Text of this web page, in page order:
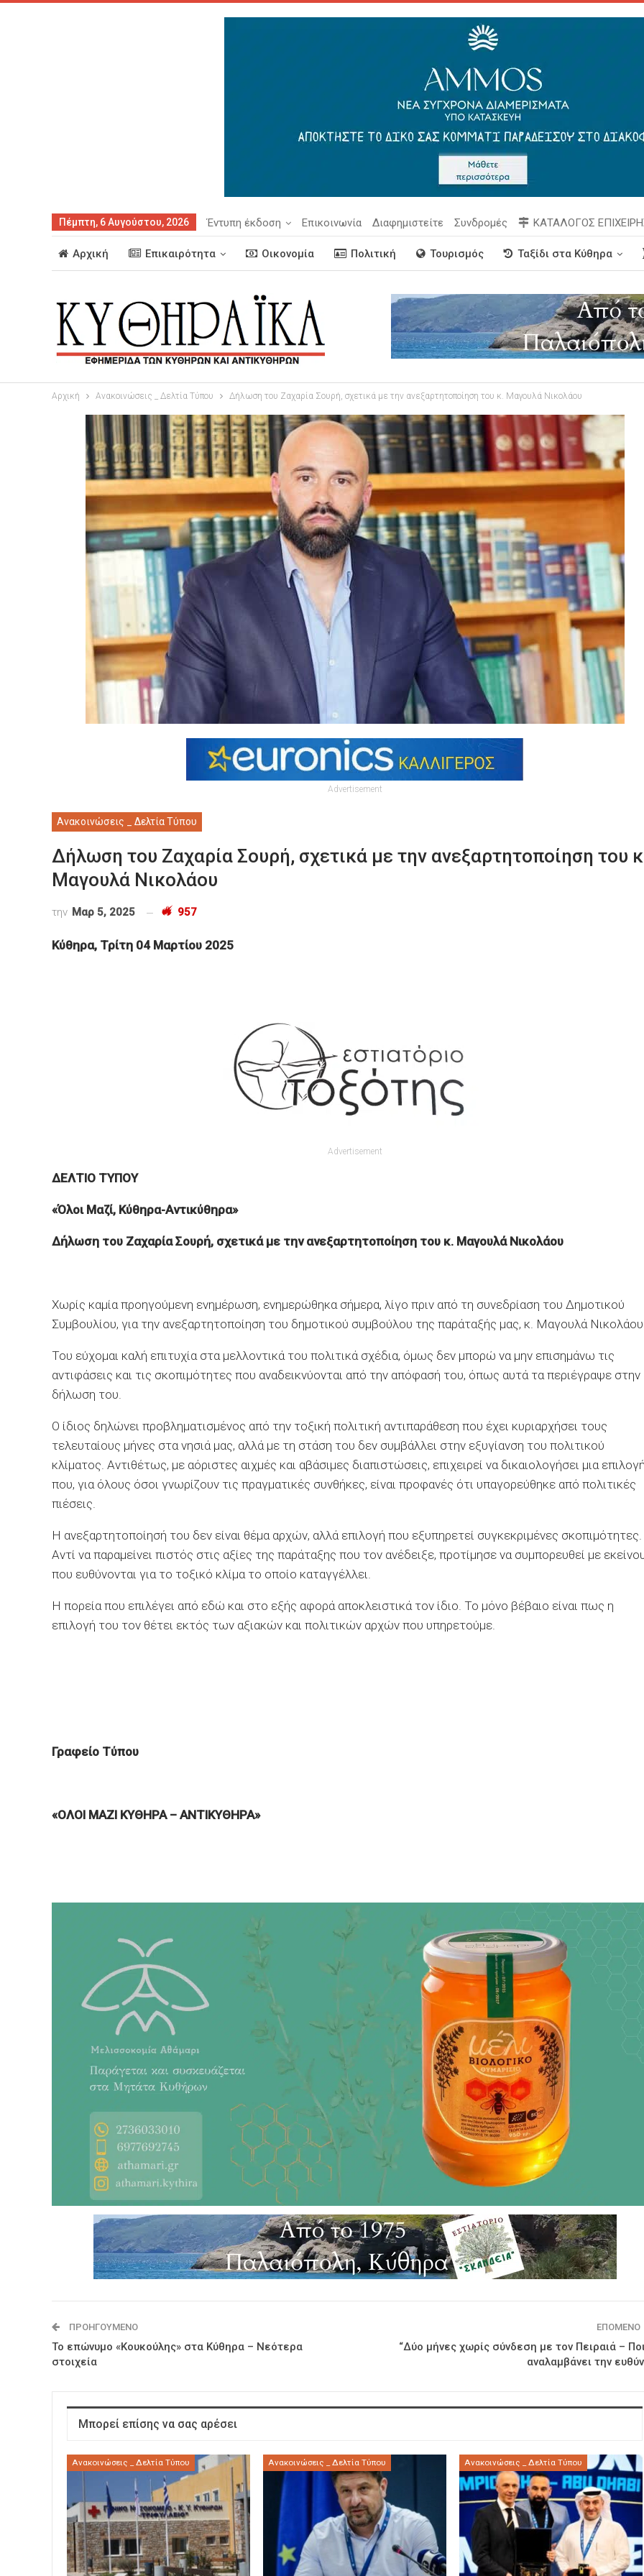
Πέμπτη, 6 Αυγούστου, 2026 Έντυπη έκδοση Επικοινωνία Διαφημιστείτε Συνδρομές ΚΑΤΑΛΟΓΟΣ
Αρχική Επικαιρότητα Οικονομία Πολιτική Τουρισμός Ταξίδι στα Κύθηρα
Αρχική Ανακοινώσεις _ Δελτία Τύπου Δήλωση του Ζαχαρία Σουρή, σχετικά με την ανεξαρτητοποίηση του κ. Μαγουλά Νικολάου
Advertisement
Ανακοινώσεις _ Δελτία Τύπου
Δήλωση του Ζαχαρία Σουρή, σχετικά με την ανεξαρτητοποίηση του
Μαγουλά Νικολάου
την Μαρ 5, 2025 957
Κύθηρα, Τρίτη 04 Μαρτίου 2025
Advertisement
ΔΕΛΤΙΟ ΤΥΠΟΥ
«Όλοι Μαζί, Κύθηρα-Αντικύθηρα»
Δήλωση του Ζαχαρία Σουρή, σχετικά με την ανεξαρτητοποίηση του κ. Μαγουλά Νικολάου
Χωρίς καμία προηγούμενη ενημέρωση, ενημερώθηκα σήμερα, λίγο πριν από τη συνεδρίαση του Δημοτικού
Συμβουλίου, για την ανεξαρτητοποίηση του δημοτικού συμβούλου της παράταξής μας, κ. Μαγουλά
Του εύχομαι καλή επιτυχία στα μελλοντικά του πολιτικά σχέδια, όμως δεν μπορώ να μην επισημάνω τις
αντιφάσεις και τις σκοπιμότητες που αναδεικνύονται από την απόφασή του, όπως αυτά τα περιέγραψε στην
δήλωση του.
Ο ίδιος δηλώνει προβληματισμένος από την τοξική πολιτική αντιπαράθεση που έχει κυριαρχήσει τους
τελευταίους μήνες στα νησιά μας, αλλά με τη στάση του δεν συμβάλλει στην εξυγίανση του πολιτικού
κλίματος. Αντιθέτως, με αόριστες αιχμές και αβάσιμες διαπιστώσεις, επιχειρεί να δικαιολογήσει μια
που, για όλους όσοι γνωρίζουν τις πραγματικές συνθήκες, είναι προφανές ότι υπαγορεύθηκε από πολιτικές
πιέσεις.
Η ανεξαρτητοποίησή του δεν είναι θέμα αρχών, αλλά επιλογή που εξυπηρετεί συγκεκριμένες σκοπιμότητες.
Αντί να παραμείνει πιστός στις αξίες της παράταξης που τον ανέδειξε, προτίμησε να συμπορευθεί με
που ευθύνονται για το τοξικό κλίμα το οποίο καταγγέλλει.
Η πορεία που επιλέγει από εδώ και στο εξής αφορά αποκλειστικά τον ίδιο. Το μόνο βέβαιο είναι πως η
επιλογή του τον θέτει εκτός των αξιακών και πολιτικών αρχών που υπηρετούμε.
Γραφείο Τύπου
«ΟΛΟΙ ΜΑΖΙ ΚΥΘΗΡΑ – ΑΝΤΙΚΥΘΗΡΑ»
ΠΡΟΗΓΟΎΜΕΝΟ
Το επώνυμο «Κουκούλης» στα Κύθηρα – Νεότερα
στοιχεία
ΕΠΌΜΕΝΟ
“Δύο μήνες χωρίς σύνδεση με τον Πειραιά –
αναλαμβάνει την
Μπορεί επίσης να σας αρέσει
Ανακοινώσεις _ Δελτία Τύπου Ανακοινώσεις _ Δελτία Τύπου Ανακοινώσεις _ Δελτία Τύπου